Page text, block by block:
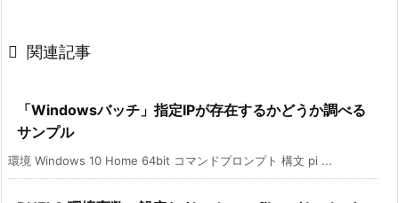
 関連記事
「Windowsバッチ」指定IPが存在するかどうか調べる
サンプル
環境 Windows 10 Home 64bit コマンドプロンプト 構文 pi ...